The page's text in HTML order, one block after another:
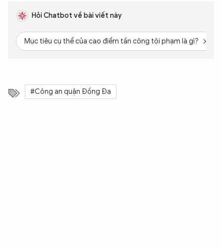
Hỏi Chatbot về bài viết này
Mục tiêu cụ thể của cao điểm tấn công tội phạm là gì?
#Công an quận Đống Đa